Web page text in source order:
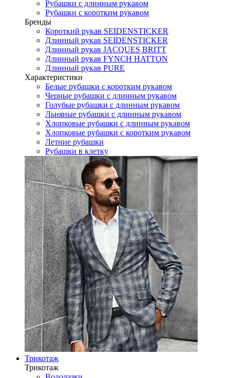
Рубашки с длинным рукавом
Рубашки с коротким рукавом
Бренды
Короткий рукав SEIDENSTICKER
Длинный рукав SEIDENSTICKER
Длинный рукав JAСQUES BRITT
Длинный рукав FYNCH HATTON
Длинный рукав PURE
Характеристики
Белые рубашки с коротким рукавом
Черные рубашки с длинным рукавом
Голубые рубашки с длинным рукавом
Льняные рубашки с длинным рукавом
Хлопковые рубашки с длинным рукавом
Хлопковые рубашки с коротким рукавом
Летние рубашки
Рубашки в клетку
Трикотаж
Трикотаж